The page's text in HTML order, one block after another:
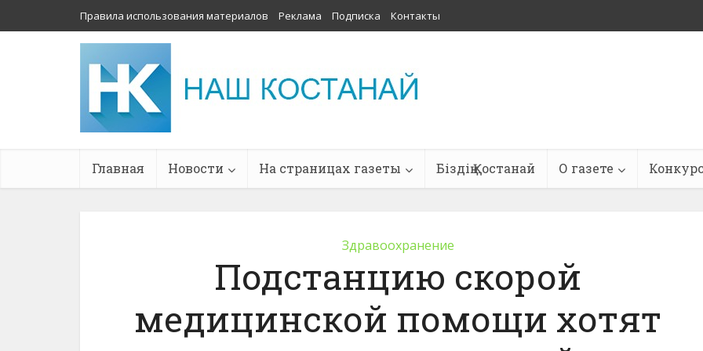
Правила использования материалов Реклама Подписка Контакты
Главная Новости На страницах газеты Біздің Қостанай О газете
Здравоохранение
Подстанцию скорой
медицинской помощи хотят